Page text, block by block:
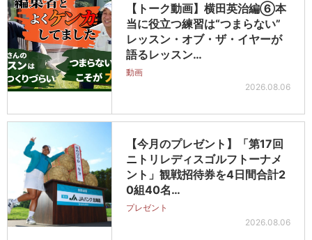
【トーク動画】横田英治編⑥本
当に役立つ練習は“つまらない”
レッスン・オブ・ザ・イヤーが
語るレッスン…
動画
2026.08.06
【今月のプレゼント】「第17回
ニトリレディスゴルフトーナメ
ント」観戦招待券を4日間合計2
0組40名…
プレゼント
2026.08.06